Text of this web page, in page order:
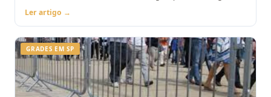
Orcamento pelo WhatsApp.
Ler artigo →
GRADES EM SP